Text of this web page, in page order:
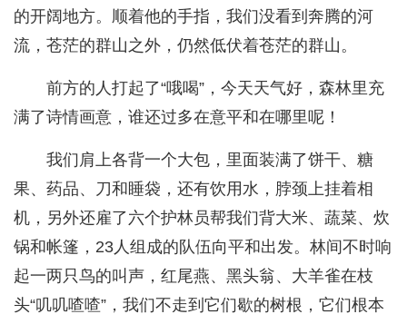
的开阔地方。顺着他的手指，我们没看到奔腾的河
流，苍茫的群山之外，仍然低伏着苍茫的群山。
前方的人打起了“哦喝”，今天天气好，森林里充
满了诗情画意，谁还过多在意平和在哪里呢！
我们肩上各背一个大包，里面装满了饼干、糖
果、药品、刀和睡袋，还有饮用水，脖颈上挂着相
机，另外还雇了六个护林员帮我们背大米、蔬菜、炊
锅和帐篷，23人组成的队伍向平和出发。林间不时响
起一两只鸟的叫声，红尾燕、黑头翁、大羊雀在枝
头“叽叽喳喳”，我们不走到它们歇的树根，它们根本